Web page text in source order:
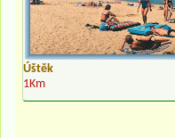
Úštěk
1Km